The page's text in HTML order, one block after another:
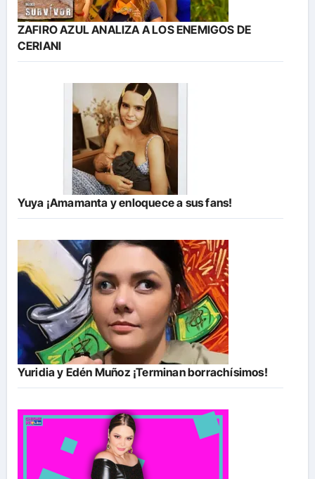
ZAFIRO AZUL ANALIZA A LOS ENEMIGOS DE
CERIANI
Yuya ¡Amamanta y enloquece a sus fans!
Yuridia y Edén Muñoz ¡Terminan borrachísimos!